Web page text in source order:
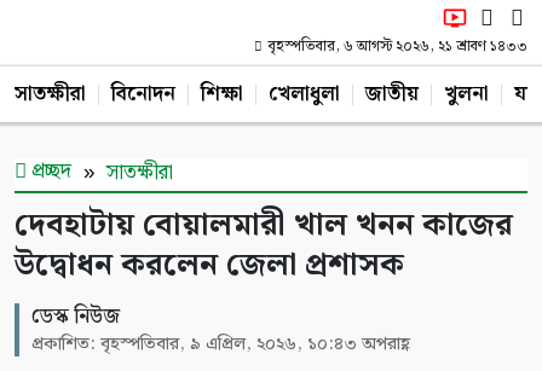
বৃহস্পতিবার, ৬ আগস্ট ২০২৬, ২১ শ্রাবণ ১৪৩৩
সাতক্ষীরা বিনোদন শিক্ষা খেলাধুলা জাতীয় খুলনা
প্রচ্ছদ সাতক্ষীরা
দেবহাটায় বোয়ালমারী খাল খনন কাজের
উদ্বোধন করলেন জেলা প্রশাসক
ডেস্ক নিউজ
প্রকাশিত: বৃহস্পতিবার, ৯ এপ্রিল, ২০২৬, ১০:৪৩ অপরাহ্ণ